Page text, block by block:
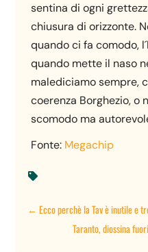
sentina di ogni
chiusura di orizzonte.
quando ci fa comodo,
quando mette il naso
malediciamo sempre,
coerenza Borghezio, o
scomodo ma
Fonte: Megachip

←Ecco perchè la Tav è inutile e
Taranto, diossina